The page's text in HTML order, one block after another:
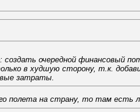
очередной финансовый
в худшую сторону, т.к.
затраты.
полета на страну, то там есть